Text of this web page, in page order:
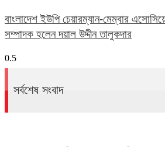
বাংলাদেশ ইউপি চেয়ারম্যান-মেম্বার
সম্পাদক হলেন দয়াল উদ্দীন তালুকদার
সর্বশেষ সংবাদ